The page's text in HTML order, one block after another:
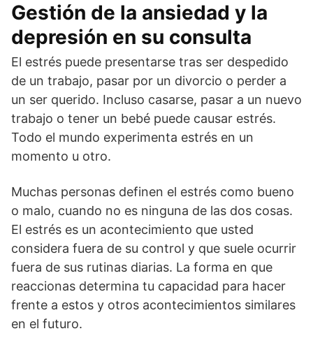
Gestión de la ansiedad y la
depresión en su consulta
El estrés puede presentarse tras ser despedido
de un trabajo, pasar por un divorcio o perder a
un ser querido. Incluso casarse, pasar a un nuevo
trabajo o tener un bebé puede causar estrés.
Todo el mundo experimenta estrés en un
momento u otro.
Muchas personas definen el estrés como bueno
o malo, cuando no es ninguna de las dos cosas.
El estrés es un acontecimiento que usted
considera fuera de su control y que suele ocurrir
fuera de sus rutinas diarias. La forma en que
reaccionas determina tu capacidad para hacer
frente a estos y otros acontecimientos similares
en el futuro.